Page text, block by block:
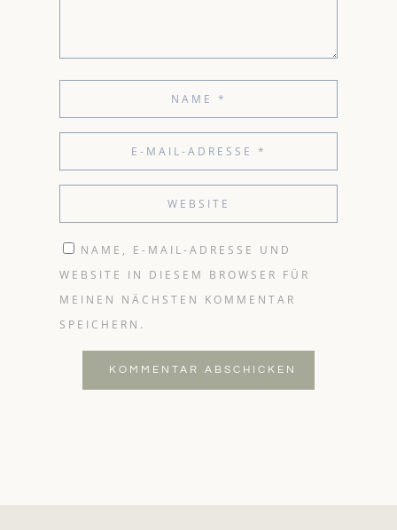
NAME, E-MAIL-ADRESSE UND
WEBSITE IN DIESEM BROWSER FÜR
MEINEN NÄCHSTEN KOMMENTAR
SPEICHERN.
KOMMENTAR ABSCHICKEN